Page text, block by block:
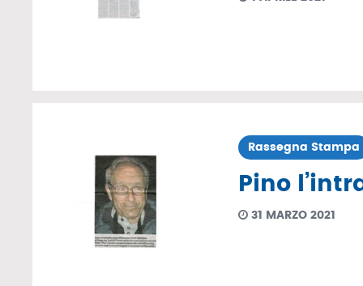
Rassegna Stampa
Pino
31 MARZO 2021